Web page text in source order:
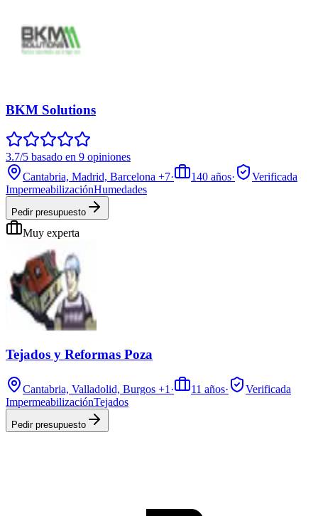
BKM Solutions
3.7/5 basado en 9 opiniones
Cantabria, Madrid, Barcelona +7· 140 años·
Verificada
ImpermeabilizaciónHumedades
Pedir presupuesto
Muy experta
Tejados y Reformas Poza
Cantabria, Valladolid, Burgos +1 · 11 años·
Verificada
ImpermeabilizaciónTejados
Pedir presupuesto